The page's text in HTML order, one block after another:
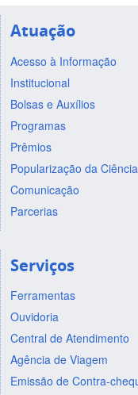
Atuação
Acesso à Informação
Institucional
Bolsas e Auxílios
Programas
Prêmios
Popularização da Ciência
Comunicação
Parcerias
Serviços
Ferramentas
Ouvidoria
Central de Atendimento
Agência de Viagem
Emissão de Contra-